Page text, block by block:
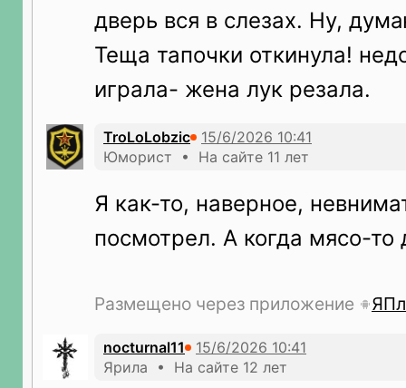
дверь вся в слезах. Ну,
Теща тапочки откинула!
играла- жена лук резала.
TroLoLobzic
Юморист • На сайте 11 лет
Я как-то, наверное,
посмотрел. А когда мясо-то
Размещено через приложение
nocturnal11
Ярила • На сайте 12 лет